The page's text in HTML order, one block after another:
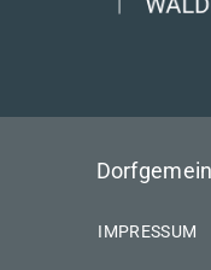
IMPRESSUM